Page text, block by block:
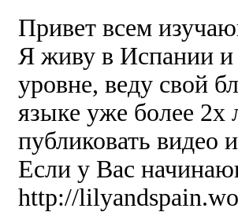
Привет всем
Я живу в Испании и
уровне, веду свой
языке уже более 2х
публиковать видео
Если у Вас
http://